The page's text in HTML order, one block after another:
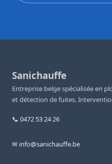
Sanichauffe
Entreprise belge spécialisée en
et détection de fuites.
📞 0472 53 24 26
✉ info@sanichauffe.be